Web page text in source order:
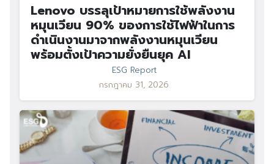
Lenovo บรรลุเป้าหมายการใช้พลังงาน
หมุนเวียน 90% ของการใช้ไฟฟ้าในการ
ดำเนินงานมาจากพลังงานหมุนเวียน
พร้อมตั้งเป้าความยั่งยืนยุค AI
ESG Report
กรกฎาคม 31, 2026